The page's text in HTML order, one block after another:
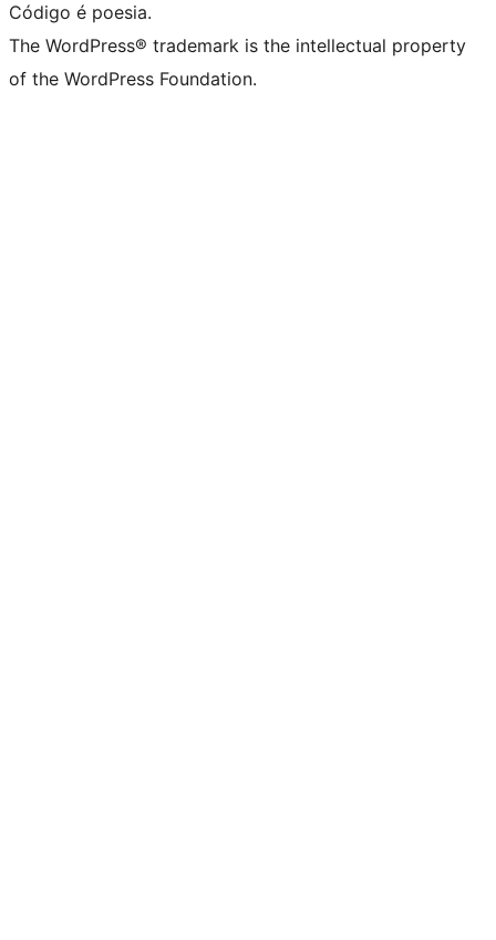
Código é poesia.
The WordPress® trademark is the intellectual property
of the WordPress Foundation.